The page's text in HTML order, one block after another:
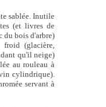
sablée. Inutile
(et livres de
du bois d'arbre)
(glacière,
qu'il neige)
au rouleau à
cylindrique).
servant à